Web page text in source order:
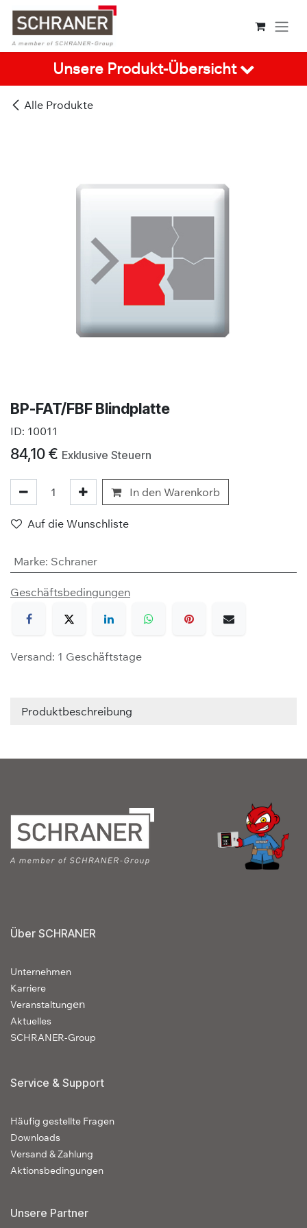
Zum Inhalt springen
Unsere Produkt-Übersicht
Alle Produkte
BP-FAT/FBF Blindplatte
ID: 10011
84,10€ Exklusive Steuern
In den Warenkorb
Auf die Wunschliste
Marke: Schraner
Geschäftsbedingungen
Versand: 1 Geschäftstage
Produktbeschreibung
Über SCHRANER
Unternehmen
Karriere
Veranstaltungen
Aktuelles
SCHRANER-Group
Service & Support
Häufig gestellte Fragen
Downloads
Versand & Zahlung
Aktionsbedingungen
Unsere Partner